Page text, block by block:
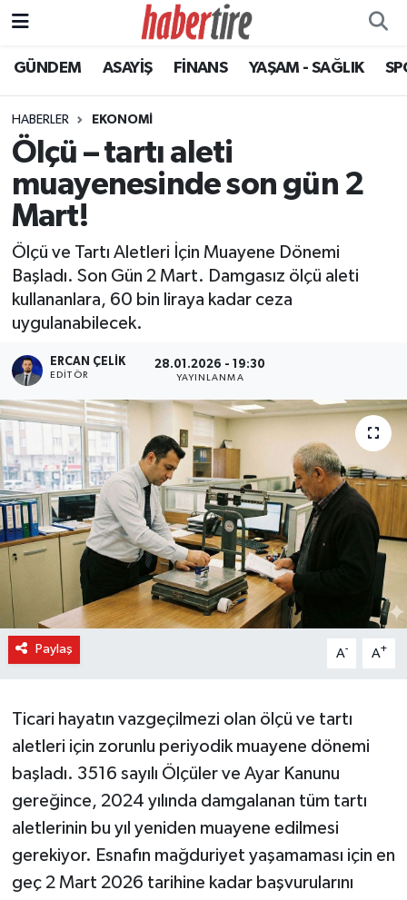
GÜNDEM ASAYİŞ FİNANS YAŞAM - SAĞLIK
HABERLER EKONOMİ
Ölçü – tartı aleti
muayenesinde son gün 2
Mart!
Ölçü ve Tartı Aletleri İçin Muayene Dönemi
Başladı. Son Gün 2 Mart. Damgasız ölçü aleti
kullananlara, 60 bin liraya kadar ceza
uygulanabilecek.
ERCAN ÇELIK
EDITÖR
28.01.2026 - 19:30
YAYINLANMA
Paylaş A- A+
Ticari hayatın vazgeçilmezi olan ölçü ve tartı
aletleri için zorunlu periyodik muayene dönemi
başladı. 3516 sayılı Ölçüler ve Ayar Kanunu
gereğince, 2024 yılında damgalanan tüm tartı
aletlerinin bu yıl yeniden muayene edilmesi
gerekiyor. Esnafın mağduriyet yaşamaması için en
geç 2 Mart 2026 tarihine kadar başvurularını
Tire Nöbetçi Eczaneler
Tire Hava Durumu
Tire Trafik Yoğunluk Haritası
Süper Lig Puan Durumu ve Fikstür
Tüm Manşetler
Son Dakika Haberleri